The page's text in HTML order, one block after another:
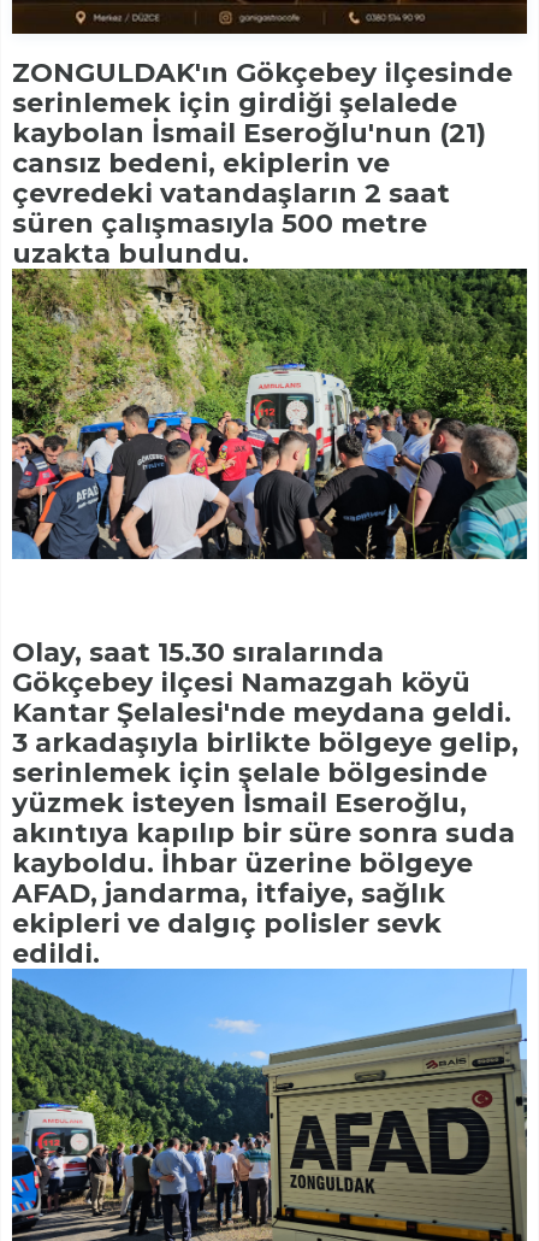
ZONGULDAK'ın Gökçebey ilçesinde
serinlemek için girdiği şelalede
kaybolan İsmail Eseroğlu'nun (21)
cansız bedeni, ekiplerin ve
çevredeki vatandaşların 2 saat
süren çalışmasıyla 500 metre
uzakta bulundu.
Olay, saat 15.30 sıralarında
Gökçebey ilçesi Namazgah köyü
Kantar Şelalesi'nde meydana geldi.
3 arkadaşıyla birlikte bölgeye gelip,
serinlemek için şelale bölgesinde
yüzmek isteyen İsmail Eseroğlu,
akıntıya kapılıp bir süre sonra suda
kayboldu. İhbar üzerine bölgeye
AFAD, jandarma, itfaiye, sağlık
ekipleri ve dalgıç polisler sevk
edildi.